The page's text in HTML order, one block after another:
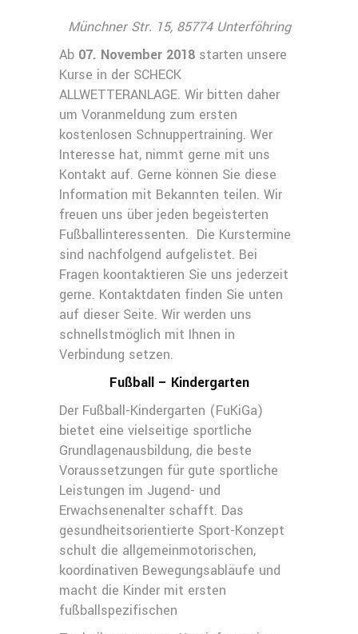
Münchner Str. 15, 85774 Unterföhring
Ab 07. November 2018 starten unsere
Kurse in der SCHECK
ALLWETTERANLAGE. Wir bitten daher
um Voranmeldung zum ersten
kostenlosen Schnuppertraining. Wer
Interesse hat, nimmt gerne mit uns
Kontakt auf. Gerne können Sie diese
Information mit Bekannten teilen. Wir
freuen uns über jeden begeisterten
Fußballinteressenten. Die Kurstermine
sind nachfolgend aufgelistet. Bei
Fragen koontaktieren Sie uns jederzeit
gerne. Kontaktdaten finden Sie unten
auf dieser Seite. Wir werden uns
schnellstmöglich mit Ihnen in
Verbindung setzen.
Fußball – Kindergarten
Der Fußball-Kindergarten (FuKiGa)
bietet eine vielseitige sportliche
Grundlagenausbildung, die beste
Voraussetzungen für gute sportliche
Leistungen im Jugend- und
Erwachsenenalter schafft. Das
gesundheitsorientierte Sport-Konzept
schult die allgemeinmotorischen,
koordinativen Bewegungsabläufe und
macht die Kinder mit ersten
fußballspezifischen